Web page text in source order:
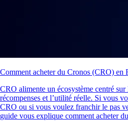
Comment acheter du Cronos (CRO) en
CRO alimente un écosystème centré sur
récompenses et l’utilité réelle. Si vous
CRO ou si vous voulez franchir le pas
guide vous explique comment acheter